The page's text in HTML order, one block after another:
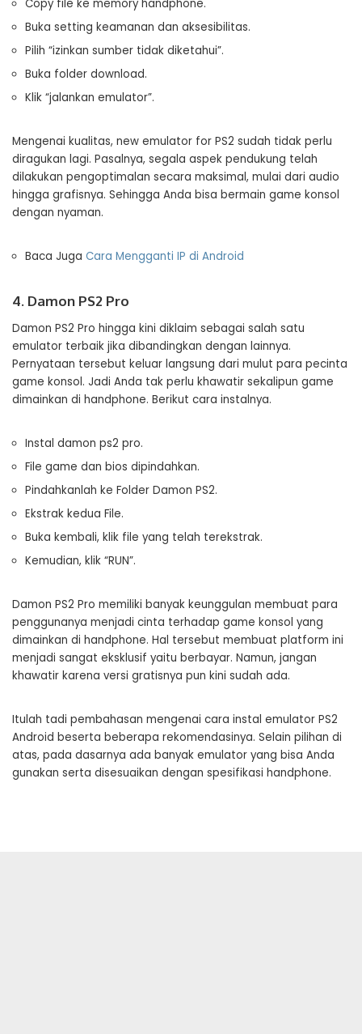
Copy file ke memory handphone.
Buka setting keamanan dan aksesibilitas.
Pilih “izinkan sumber tidak diketahui”.
Buka folder download.
Klik “jalankan emulator”.
Mengenai kualitas, new emulator for PS2 sudah tidak perlu
diragukan lagi. Pasalnya, segala aspek pendukung telah
dilakukan pengoptimalan secara maksimal, mulai dari audio
hingga grafisnya. Sehingga Anda bisa bermain game konsol
dengan nyaman.
Baca Juga Cara Mengganti IP di Android
4. Damon PS2 Pro
Damon PS2 Pro hingga kini diklaim sebagai salah satu
emulator terbaik jika dibandingkan dengan lainnya.
Pernyataan tersebut keluar langsung dari mulut para pecinta
game konsol. Jadi Anda tak perlu khawatir sekalipun game
dimainkan di handphone. Berikut cara instalnya.
Instal damon ps2 pro.
File game dan bios dipindahkan.
Pindahkanlah ke Folder Damon PS2.
Ekstrak kedua File.
Buka kembali, klik file yang telah terekstrak.
Kemudian, klik “RUN”.
Damon PS2 Pro memiliki banyak keunggulan membuat para
penggunanya menjadi cinta terhadap game konsol yang
dimainkan di handphone. Hal tersebut membuat platform ini
menjadi sangat eksklusif yaitu berbayar. Namun, jangan
khawatir karena versi gratisnya pun kini sudah ada.
Itulah tadi pembahasan mengenai cara instal emulator PS2
Android beserta beberapa rekomendasinya. Selain pilihan di
atas, pada dasarnya ada banyak emulator yang bisa Anda
gunakan serta disesuaikan dengan spesifikasi handphone.